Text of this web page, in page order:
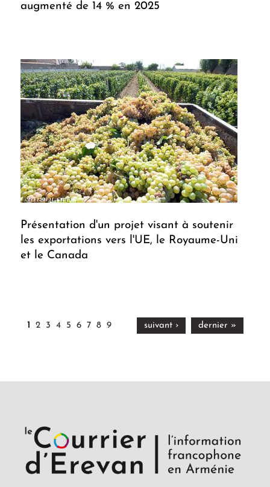
augmenté de 14 % en 2025
Présentation d'un projet visant à soutenir
les exportations vers l'UE, le Royaume-Uni
et le Canada
1 2 3 4 5 6 7 8 9 suivant › dernier »